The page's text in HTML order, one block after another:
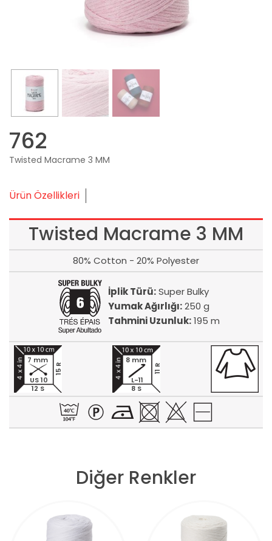
762
Twisted Macrame 3 MM
Ürün Özellikleri
Twisted Macrame 3 MM
80% Cotton - 20% Polyester
İplik Türü:Super Bulky
Yumak Ağırlığı:250 g
Tahmini Uzunluk:195 m
12 S
15 R
7 mm
US 10
8 S
11 R
8 mm
L-11
Diğer Renkler